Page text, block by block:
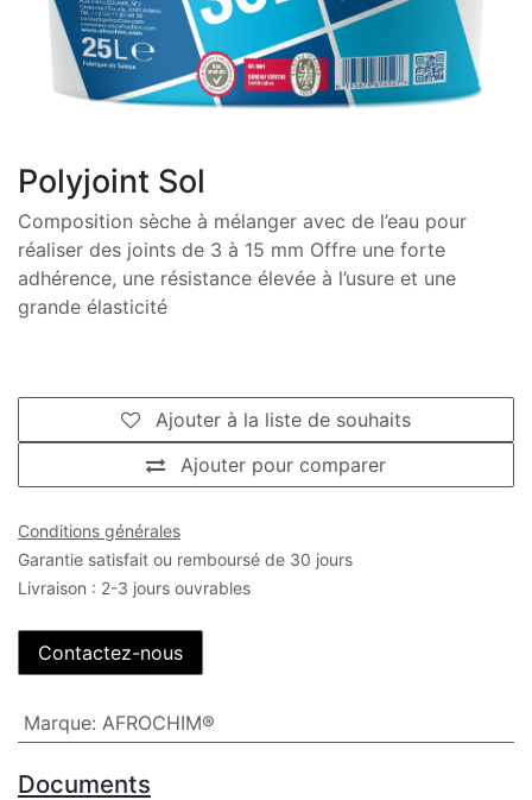
Polyjoint Sol
Composition sèche à mélanger avec de l’eau pour
réaliser des joints de 3 à 15 mm Offre une forte
adhérence, une résistance élevée à l’usure et une
grande élasticité
Ajouter pour comparer
Ajouter à la liste de souhaits
Conditions générales
Garantie satisfait ou remboursé de 30 jours
Livraison : 2-3 jours ouvrables
Contactez-nous
Marque: AFROCHIM®
Documents